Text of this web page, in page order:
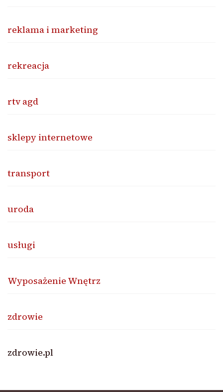
reklama i marketing
rekreacja
rtv agd
sklepy internetowe
transport
uroda
usługi
Wyposażenie Wnętrz
zdrowie
zdrowie.pl